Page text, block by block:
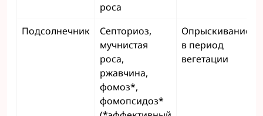
роса
Подсолнечник
Септориоз,
мучнистая
роса,
ржавчина,
фомоз*,
фомопсидоз*
Опрыскивание
в период
вегетации